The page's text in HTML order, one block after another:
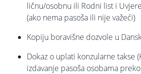
ličnu/osobnu ili Rodni list i
(ako nema pasoša ili nije važeći)
Kopiju boravišne dozvole u
Dokaz o uplati konzularne takse
izdavanje pasoša osobama